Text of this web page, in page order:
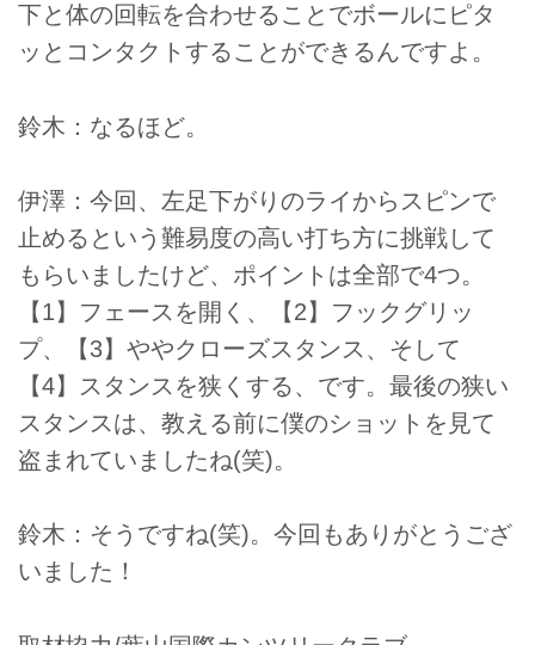
下と体の回転を合わせることでボールにピタ
ッとコンタクトすることができるんですよ。
鈴木：なるほど。
伊澤：今回、左足下がりのライからスピンで
止めるという難易度の高い打ち方に挑戦して
もらいましたけど、ポイントは全部で4つ。
【1】フェースを開く、【2】フックグリッ
プ、【3】ややクローズスタンス、そして
【4】スタンスを狭くする、です。最後の狭い
スタンスは、教える前に僕のショットを見て
盗まれていましたね(笑)。
鈴木：そうですね(笑)。今回もありがとうござ
いました！